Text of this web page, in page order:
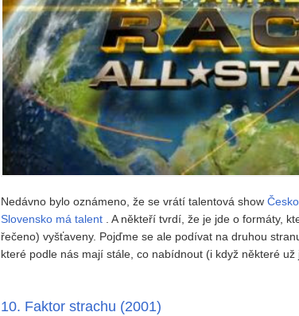
Nedávno bylo oznámeno, že se vrátí talentová show
Slovensko má talent . A někteří tvrdí, že je jde o formáty,
řečeno) vyšťaveny. Pojďme se ale podívat na druhou
které podle nás mají stále, co nabídnout (i když některé
10. Faktor strachu (2001)